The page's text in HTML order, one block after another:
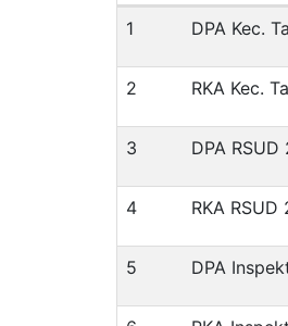
1 DPA Kec.
2 RKA Kec.
3 DPA RSUD
4 RKA RSUD
5 DPA